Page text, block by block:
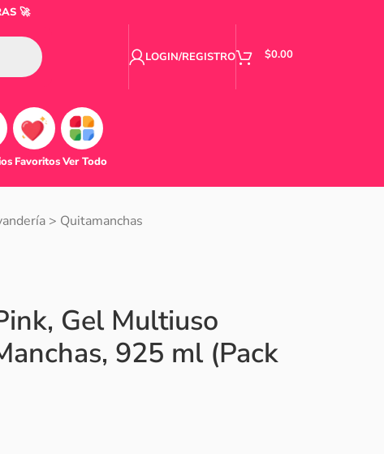
🚀
LOGIN/REGISTRO $0.00
FavoritosVer Todo
> Quitamanchas
Gel Multiuso
925 ml (Pack